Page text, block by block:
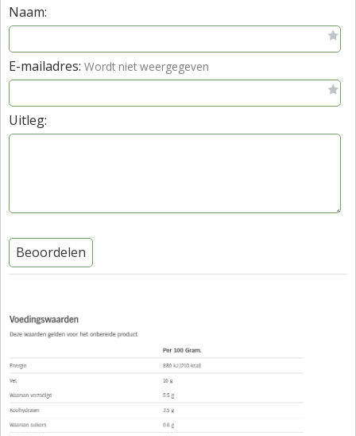
Naam:
E-mailadres: Wordt niet weergegeven
Uitleg:
Beoordelen